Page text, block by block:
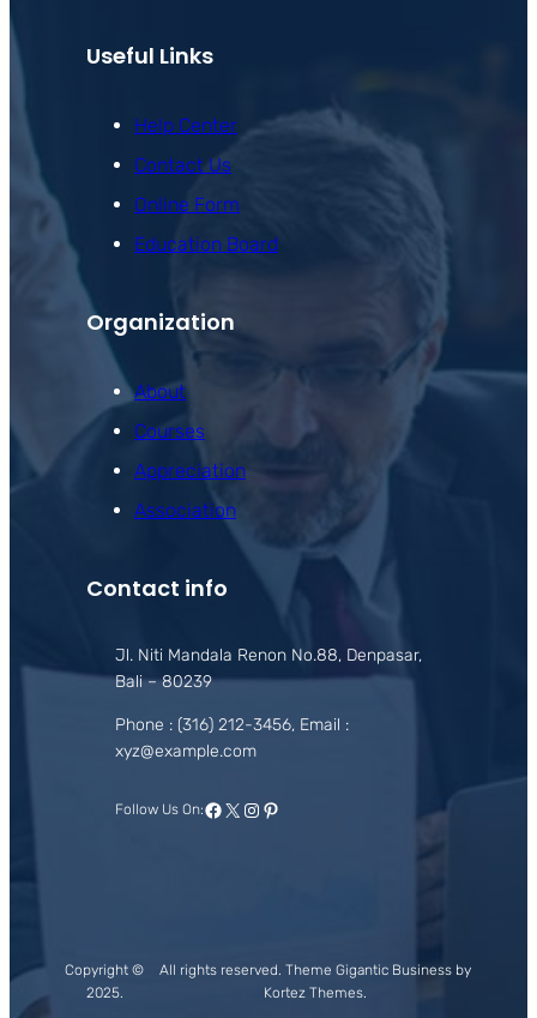
Useful Links
Help Center
Contact Us
Online Form
Education Board
Organization
About
Courses
Appreciation
Association
Contact info
Jl. Niti Mandala Renon No.88, Denpasar,
Bali – 80239
Phone : (316) 212-3456, Email :
xyz@example.com
Follow Us On:Facebook
X Instagram
Pinterest
Copyright ©
2025.
All rights reserved. Theme Gigantic Business by
Kortez Themes.